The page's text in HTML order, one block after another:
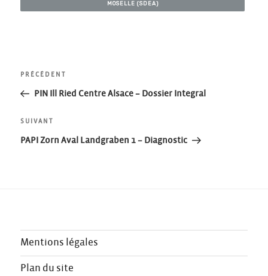
MOSELLE (SDEA)
Navigation
l’article
Article
précédent
PRÉCÉDENT
PIN Ill Ried Centre Alsace – Dossier Integral
Article
suivant
SUIVANT
PAPI Zorn Aval Landgraben 1 – Diagnostic
Mentions légales
Plan du site